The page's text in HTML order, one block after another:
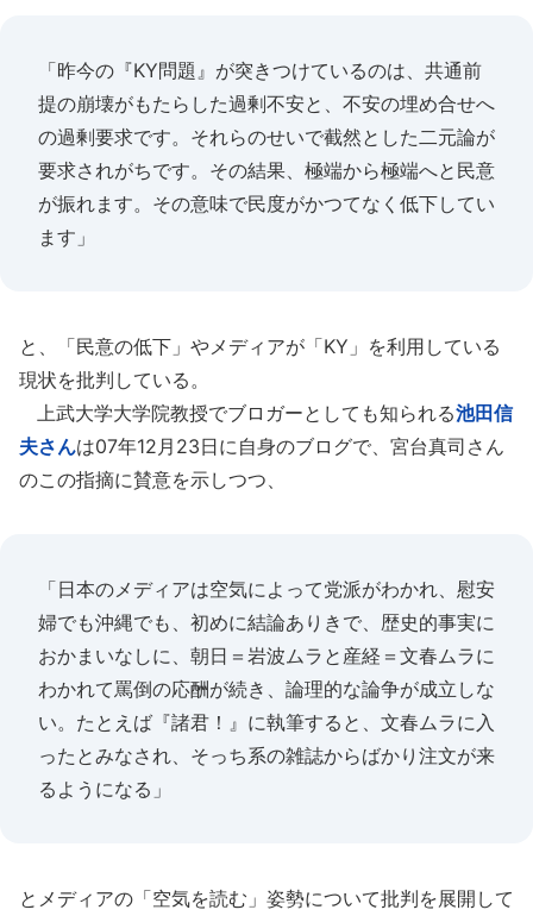
「昨今の『KY問題』が突きつけているのは、共通前
提の崩壊がもたらした過剰不安と、不安の埋め合せへ
の過剰要求です。それらのせいで截然とした二元論が
要求されがちです。その結果、極端から極端へと民意
が振れます。その意味で民度がかつてなく低下してい
ます」
と、「民意の低下」やメディアが「KY」を利用している
現状を批判している。
上武大学大学院教授でブロガーとしても知られる池田信
夫さんは07年12月23日に自身のブログで、宮台真司さん
のこの指摘に賛意を示しつつ、
「日本のメディアは空気によって党派がわかれ、慰安
婦でも沖縄でも、初めに結論ありきで、歴史的事実に
おかまいなしに、朝日＝岩波ムラと産経＝文春ムラに
わかれて罵倒の応酬が続き、論理的な論争が成立しな
い。たとえば『諸君！』に執筆すると、文春ムラに入
ったとみなされ、そっち系の雑誌からばかり注文が来
るようになる」
とメディアの「空気を読む」姿勢について批判を展開して